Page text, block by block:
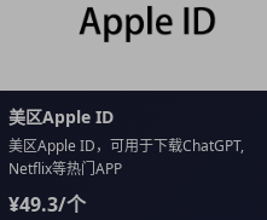
美区Apple ID
美区Apple ID，可用于下载ChatGPT,
Netflix等热门APP
¥49.3/个